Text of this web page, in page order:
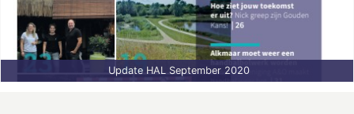
Update HAL September 2020